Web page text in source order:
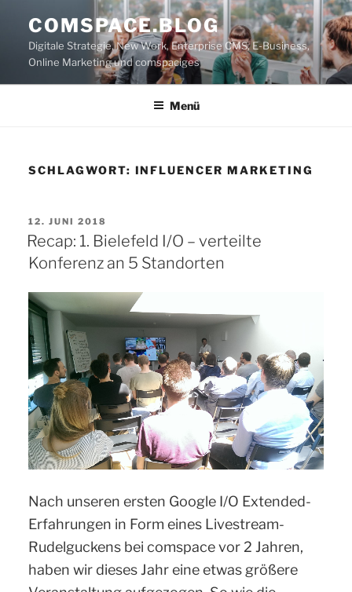
Inhalt
springen
COMSPACE.BLOG
Digitale Strategie, New Work, Enterprise CMS, E-Business,
Online Marketing und comspaciges
Menü
SCHLAGWORT: INFLUENCER MARKETING
VERÖFFENTLICHT
AM
12. JUNI 2018
Recap: 1. Bielefeld I/O – verteilte
Konferenz an 5 Standorten
Nach unseren ersten Google I/O Extended-
Erfahrungen in Form eines Livestream-
Rudelguckens bei comspace vor 2 Jahren,
haben wir dieses Jahr eine etwas größere